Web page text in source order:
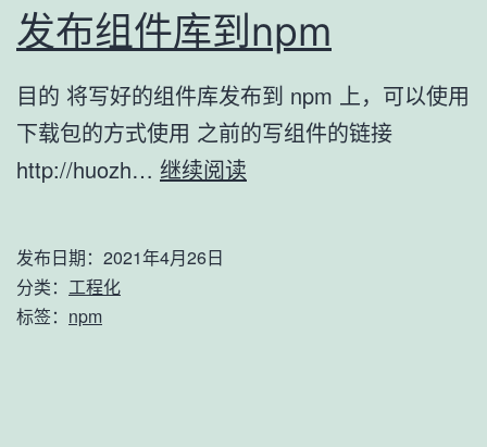
发布组件库到npm
目的 将写好的组件库发布到 npm 上，可以使用
下载包的方式使用 之前的写组件的链接
http://huozh… 继续阅读
发布日期： 2021年4月26日
分类： 工程化
标签： npm